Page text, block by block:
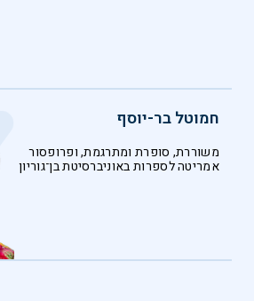
חמוטל בר-יוסף
משוררת, סופרת ומתרגמת, ופרופסור
אמריטה לספרות באוניברסיטת בן־גוריון